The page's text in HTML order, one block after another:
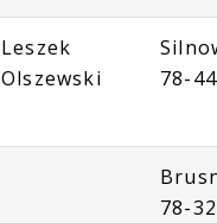
Leszek
Olszewski
78-
78-